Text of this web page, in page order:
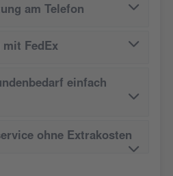
am Telefon
mit FedEx
einfach
ohne Extrakosten